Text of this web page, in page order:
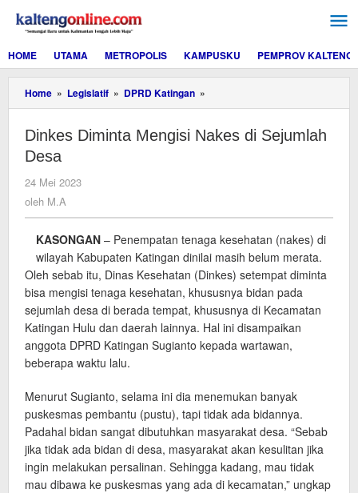
konten
HOME
UTAMA METROPOLIS KAMPUSKU PEMPROV KALTENG
Home » Legislatif » DPRD Katingan »
Diminta
Nakes
Dinkes Diminta Mengisi Nakes di Sejumlah
Desa
24 Mei 2023
oleh M.A
KASONGAN – Penempatan tenaga kesehatan (nakes) di
wilayah Kabupaten Katingan dinilai masih belum merata.
Oleh sebab itu, Dinas Kesehatan (Dinkes) setempat diminta
bisa mengisi tenaga kesehatan, khususnya bidan pada
sejumlah desa di berada tempat, khususnya di Kecamatan
Katingan Hulu dan daerah lainnya. Hal ini disampaikan
anggota DPRD Katingan Sugianto kepada wartawan,
beberapa waktu lalu.
Menurut Sugianto, selama ini dia menemukan banyak
puskesmas pembantu (pustu), tapi tidak ada bidannya.
Padahal bidan sangat dibutuhkan masyarakat desa. “Sebab
jika tidak ada bidan di desa, masyarakat akan kesulitan jika
ingin melakukan persalinan. Sehingga kadang, mau tidak
mau dibawa ke puskesmas yang ada di kecamatan,” ungkap